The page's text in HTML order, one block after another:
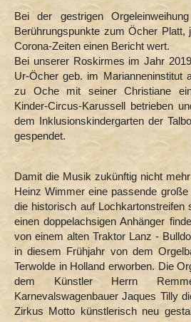
Bei der gestrigen
Berührungspunkte zum Öcher Platt,
Corona-Zeiten einen Bericht wert.
Bei unserer Roskirmes im Jahr
Ur-Öcher geb. im Marianneninstitut
zu Oche mit seiner Christiane
Kinder-Circus-Karussell betrieben
dem Inklusionskindergarten der
gespendet.
Damit die Musik zukünftig nicht
Heinz Wimmer eine passende
die historisch auf Lochkartonstreifen
einen doppelachsigen Anhänger
von einem alten Traktor Lanz -
in diesem Frühjahr von dem
Terwolde in Holland erworben. Die
dem Künstler Herrn
Karnevalswagenbauer Jaques Tilly
Zirkus Motto künstlerisch neu